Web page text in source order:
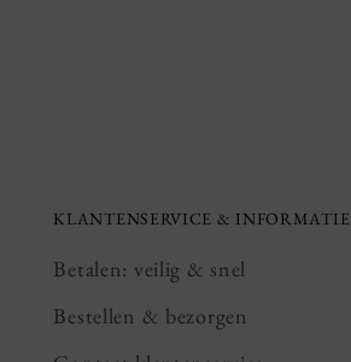
KLANTENSERVICE & INFORMATIE
Betalen: veilig & snel
Bestellen & bezorgen